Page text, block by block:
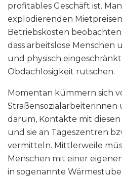
profitables Geschäft ist.
explodierenden
Betriebskosten
dass arbeitslose Menschen
und physisch
Obdachlosigkeit rutschen.
Momentan kümmern sich
Straßensozialarbeiterinnen
darum, Kontakte mit
und sie an Tageszentren
vermitteln. Mittlerweile
Menschen mit einer
in sogenannte